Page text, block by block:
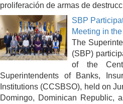
proliferación de armas de
SBP
Meeting in
The
(SBP)
of the
Superintendents of Banks,
Institutions (CCSBSO), held on
Domingo, Dominican Republic,